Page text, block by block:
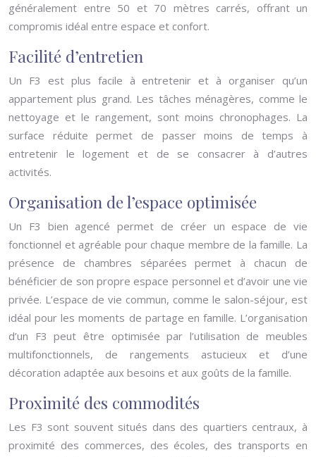
généralement entre 50 et 70 mètres carrés, offrant un
compromis idéal entre espace et confort.
Facilité d’entretien
Un F3 est plus facile à entretenir et à organiser qu’un
appartement plus grand. Les tâches ménagères, comme le
nettoyage et le rangement, sont moins chronophages. La
surface réduite permet de passer moins de temps à
entretenir le logement et de se consacrer à d’autres
activités.
Organisation de l’espace optimisée
Un F3 bien agencé permet de créer un espace de vie
fonctionnel et agréable pour chaque membre de la famille. La
présence de chambres séparées permet à chacun de
bénéficier de son propre espace personnel et d’avoir une vie
privée. L’espace de vie commun, comme le salon-séjour, est
idéal pour les moments de partage en famille. L’organisation
d’un F3 peut être optimisée par l’utilisation de meubles
multifonctionnels, de rangements astucieux et d’une
décoration adaptée aux besoins et aux goûts de la famille.
Proximité des commodités
Les F3 sont souvent situés dans des quartiers centraux, à
proximité des commerces, des écoles, des transports en